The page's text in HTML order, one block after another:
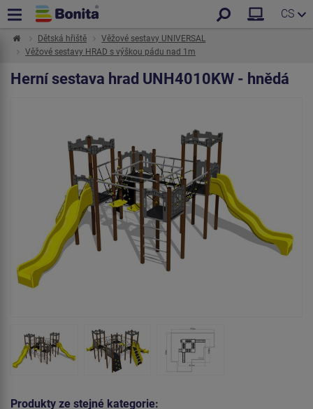
CS
Dětská hřiště
Věžové sestavy UNIVERSAL
Věžové sestavy HRAD s výškou pádu nad 1m
Herní sestava hrad UNH4010KW - hnědá
Produkty ze stejné kategorie: